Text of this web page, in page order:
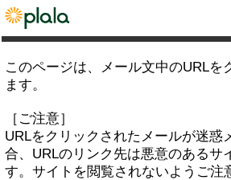
このページは、メール文中のURLを
ます。
［ご注意］
URLをクリックされたメールが迷惑
合、URLのリンク先は悪意のあるサ
す。サイトを閲覧されないようご注